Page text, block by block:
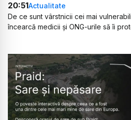
20:51Actualitate
De ce sunt vârstnicii cei mai
încearcă medicii și ONG-urile să îi